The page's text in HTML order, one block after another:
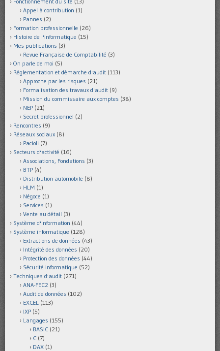
Appel à contribution (1)
Pannes (2)
Formation professionnelle (26)
Histoire de l'informatique (15)
Mes publications (3)
Revue Française de Comptabilité (3)
On parle de moi (5)
Réglementation et démarche d'audit (113)
Approche par les risques (21)
Formalisation des travaux d'audit (9)
Mission du commissaire aux comptes (38)
NEP (21)
Secret professionnel (2)
Rencontres (9)
Réseaux sociaux (8)
Pacioli (7)
Secteurs d'activité (16)
Associations, Fondations (3)
BTP (4)
Distribution automobile (8)
HLM (1)
Négoce (1)
Services (1)
Vente au détail (3)
Système d'information (44)
Système informatique (128)
Extractions de données (43)
Intégrité des données (20)
Protection des données (44)
Sécurité informatique (52)
Techniques d'audit (271)
ANA-FEC2 (3)
Audit de données (102)
EXCEL (113)
IXP (5)
Langages (155)
BASIC (21)
C (7)
DAX (1)